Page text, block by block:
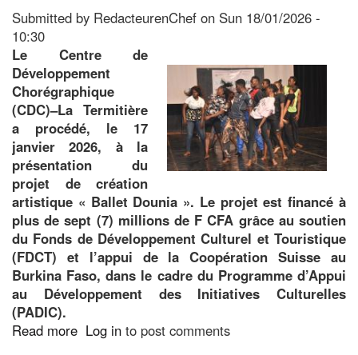
la
burkinabè
ose
regarder
le
réel
en
face
Submitted by RedacteurenChef on Sun 18/01/2026 -
10:30
Le Centre de
Développement
Chorégraphique
(CDC)–La Termitière
a procédé, le 17
janvier 2026, à la
présentation du
projet de création
artistique « Ballet Dounia ». Le projet est financé à
plus de sept (7) millions de F CFA grâce au soutien
du Fonds de Développement Culturel et Touristique
(FDCT) et l’appui de la Coopération Suisse au
Burkina Faso, dans le cadre du Programme d’Appui
au Développement des Initiatives Culturelles
(PADIC).
Read more about
Log in to post comments